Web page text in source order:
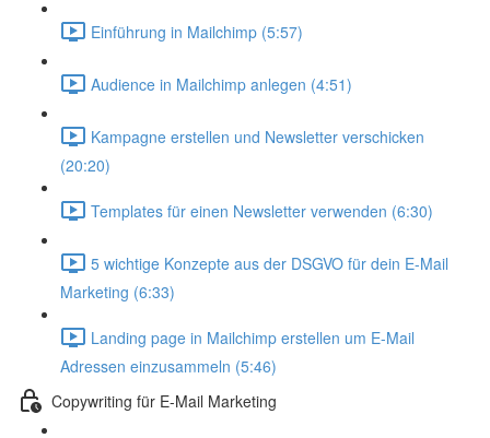
Einführung in Mailchimp (5:57)
Audience in Mailchimp anlegen (4:51)
Kampagne erstellen und Newsletter verschicken
(20:20)
Templates für einen Newsletter verwenden (6:30)
5 wichtige Konzepte aus der DSGVO für dein E-Mail
Marketing (6:33)
Landing page in Mailchimp erstellen um E-Mail
Adressen einzusammeln (5:46)
Copywriting für E-Mail Marketing